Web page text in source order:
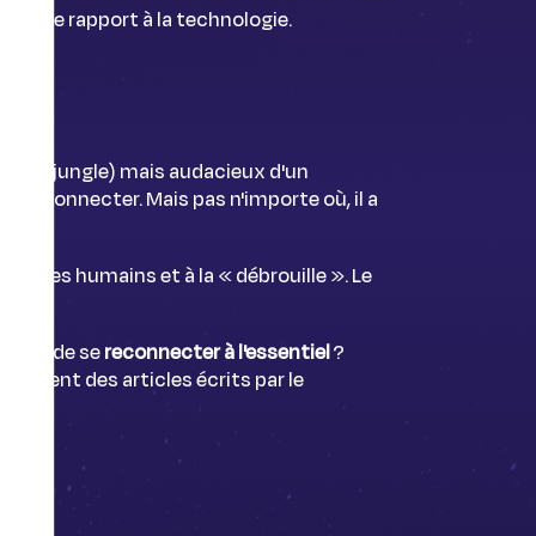
votre rapport à la technologie.
jungle) mais audacieux d'un
déconnecter. Mais pas n'importe où, il a
humains et à la « débrouille ». Le
de sereconnecter à l'essentiel?
des articles écrits par le